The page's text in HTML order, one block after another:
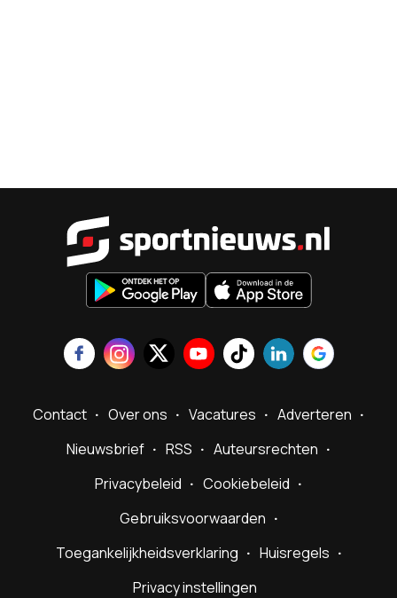
Contact Over ons Vacatures
Adverteren
Nieuwsbrief
RSS
Auteursrechten
Privacybeleid
Cookiebeleid
Gebruiksvoorwaarden
Toegankelijkheidsverklaring
Huisregels
Privacy instellingen